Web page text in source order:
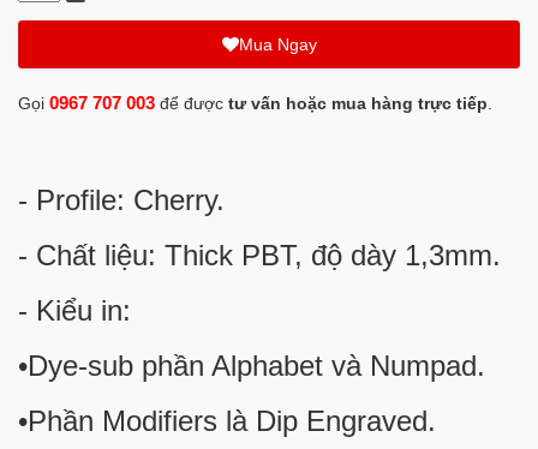
Mua Ngay
Gọi 0967 707 003 để được tư vấn hoặc mua hàng trực tiếp
- Profile: Cherry.
- Chất liệu: Thick PBT, độ dày 1,3mm.
- Kiểu in:
•Dye-sub phần Alphabet và Numpad.
•Phần Modifiers là Dip Engraved.